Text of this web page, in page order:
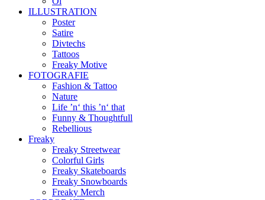
ILLUSTRATION
Poster
Satire
Divtechs
Tattoos
Freaky Motive
FOTOGRAFIE
Fashion & Tattoo
Nature
Life ’n‘ this ’n‘ that
Funny & Thoughtfull
Rebellious
Freaky
Freaky Streetwear
Colorful Girls
Freaky Skateboards
Freaky Snowboards
Freaky Merch